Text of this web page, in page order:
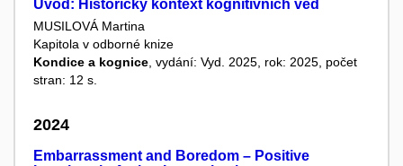
Úvod: Historický kontext kognitivních věd
MUSILOVÁ Martina
Kapitola v odborné knize
Kondice a kognice, vydání: Vyd. 2025, rok: 2025, počet
stran: 12 s.
2024
Embarrassment and Boredom – Positive